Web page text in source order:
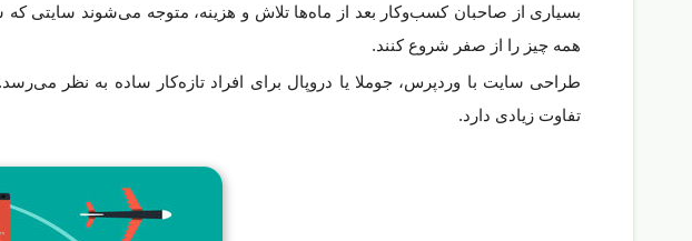
بسیاری از صاحبان کسب‌وکار بعد از ماه‌ها تلاش و هزینه، متوجه می‌شوند
همه چیز را از صفر شروع کنند.
طراحی سایت با وردپرس، جوملا یا دروپال برای افراد تازه‌کار ساده به نظر
تفاوت زیادی دارد.